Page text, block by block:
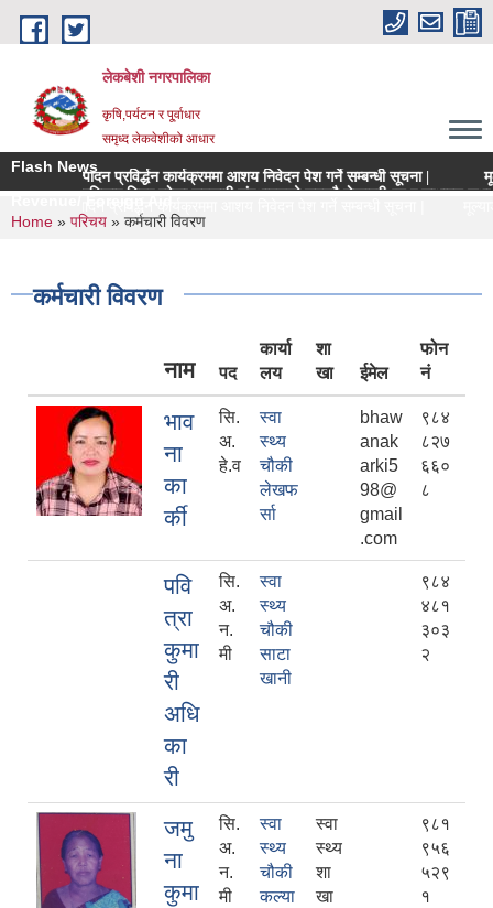
Skip to main content
लेकबेशी नगरपालिका
कृषि,पर्यटन र पू्र्वाधार
समृध्द लेकवेशीको आधार
Flash News
प्रविर्द्धन कार्यक्रममा आशय निवेदन पेश गर्ने सम्बन्धी सूचना |
मूल्याङ्कन
भित्र रहेका सहकारी संस्थाहरुको समयमै लेखापरीक्षण र साधारण सभा सन्पन्न गरी
You are here
Home » परिचय » कर्मचारी विवरण
कर्मचारी विवरण
नाम पद
कार्या
लय
शा
खा
ईमेल
फोन
नं
भाव
ना
का
र्की
सि.
अ.
हे.व
स्वा
स्थ्य
चौकी
लेखफ
र्सा
bhaw
anak
arki5
98@
gmail
.com
९८४
८२७
६६०
८
पवि
त्रा
कुमा
री
अधि
का
री
सि.
अ.
न.
मी
स्वा
स्थ्य
चौकी
साटा
खानी
९८४
४८१
३०३
२
जमु
ना
कुमा
सि.
अ.
न.
मी
स्वा
स्थ्य
चौकी
कल्या
स्वा
स्थ्य
शा
खा
९८१
९५६
५२९
१